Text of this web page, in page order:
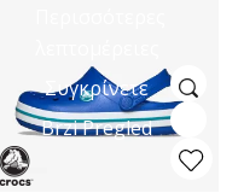
Συγκρίνετε
Brzi Pregled